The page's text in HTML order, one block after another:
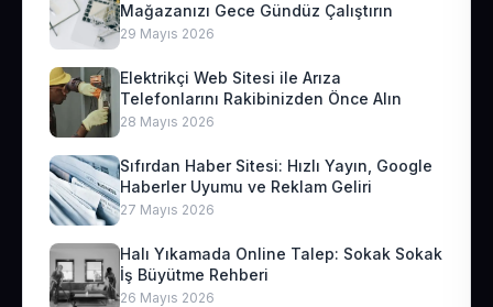
Mağazanızı Gece Gündüz Çalıştırın
29 Mayıs 2026
Elektrikçi Web Sitesi ile Arıza
Telefonlarını Rakibinizden Önce Alın
28 Mayıs 2026
Sıfırdan Haber Sitesi: Hızlı Yayın, Google
Haberler Uyumu ve Reklam Geliri
27 Mayıs 2026
Halı Yıkamada Online Talep: Sokak Sokak
İş Büyütme Rehberi
26 Mayıs 2026